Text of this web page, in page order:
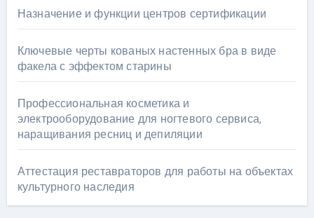
Назначение и функции центров сертификации
Ключевые черты кованых настенных бра в виде
факела с эффектом старины
Профессиональная косметика и
электрооборудование для ногтевого сервиса,
наращивания ресниц и депиляции
Аттестация реставраторов для работы на объектах
культурного наследия